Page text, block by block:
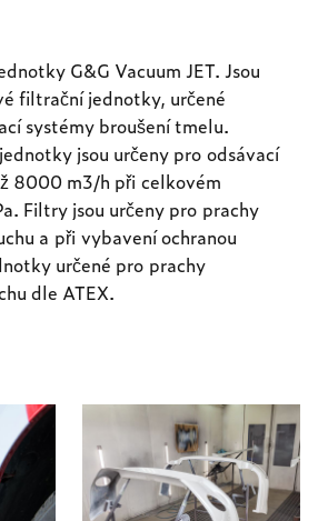
G&G Vacuum JET. Jsou
filtrační jednotky, určené
systémy broušení tmelu.
jsou určeny pro odsávací
8000 m3/h při celkovém
Filtry jsou určeny pro prachy
a při vybavení ochranou
určené pro prachy
dle ATEX.